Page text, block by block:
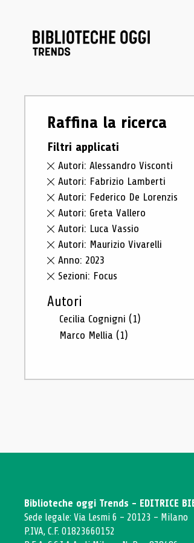
Raffina la ricerca
Filtri applicati
Autori: Alessandro Visconti
Autori: Fabrizio Lamberti
Autori: Federico De Lorenzis
Autori: Greta Vallero
Autori: Luca Vassio
Autori: Maurizio Vivarelli
Anno: 2023
Sezioni: Focus
Autori
Cecilia Cognigni (1)
Marco Mellia (1)
Biblioteche oggi Trends - EDITRICE
Sede legale: Via Lesmi 6 - 20123 - Milano
P.IVA, C.F. 01823660152